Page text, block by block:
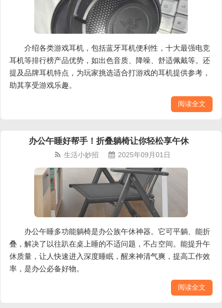
介绍各类游戏耳机，包括蓝牙耳机便利性，十大最强电竞
耳机等排行榜产品优势，如出色音质、降噪、舒适佩戴等。还
提及品牌耳机特点，为玩家挑选适合打游戏的耳机提供参考，
助其享受游戏乐趣。
阅读全文
办公午睡好帮手！折叠躺椅让你轻松享午休
生活小妙招 2025年09月01日
办公午睡多功能躺椅是办公族午休神器。它可平躺、能折
叠，解决了以往趴在桌上睡的不适问题，不占空间。能提升午
休质量，让人快速进入深度睡眠，醒来神清气爽，提高工作效
率，是办公必备好物。
阅读全文